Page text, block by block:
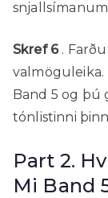
Skref 6.
valmöguleika.
Band 5 og þú
tónlistinni
Part 2.
Mi Band